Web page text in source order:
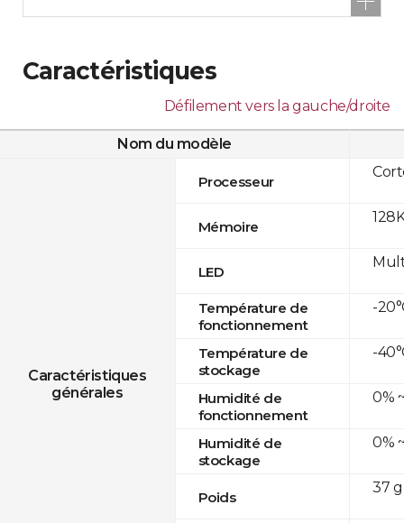
Caractéristiques
Défilement vers la gauche/droite
Nom du modèle
Caractéristiques
générales
Processeur
Mémoire
LED
Température de
fonctionnement
Température de
stockage
Humidité de
fonctionnement
Humidité de
stockage
Poids
-
-
0%
0%
37 g